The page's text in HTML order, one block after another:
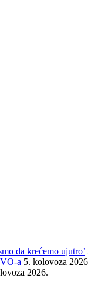
da krećemo ujutro’
a 5. kolovoza
2026.